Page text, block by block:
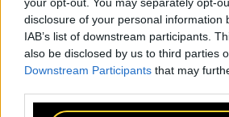
disclosure of your personal information
IAB’s list of downstream participants.
also be disclosed by us to third parties
Downstream Participants that may
Sopycal : aux 3
French VIP Women